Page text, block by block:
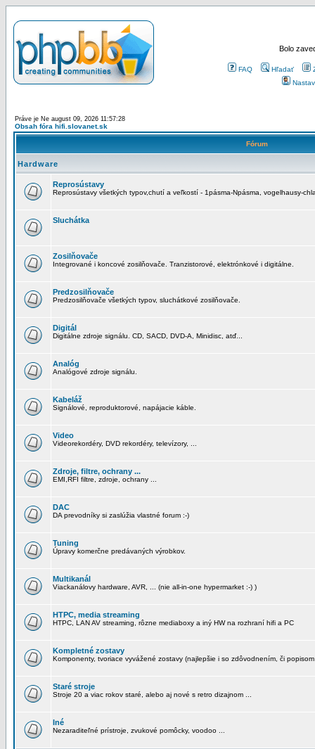
Bolo
FAQ Hľadať
Práve je Ne august 09, 2026 11:57:28
Obsah fóra hifi.slovanet.sk
Fórum
Hardware
Reprosústavy
Reprosústavy všetkých typov,chutí a veľkostí - 1pásma-Npásma, vogelhausy-
Sluchátka
Zosilňovače
Integrované i koncové zosilňovače. Tranzistorové, elektrónkové i digitálne.
Predzosilňovače
Predzosilňovače všetkých typov, sluchátkové zosilňovače.
Digitál
Digitálne zdroje signálu. CD, SACD, DVD-A, Minidisc, atď...
Analóg
Analógové zdroje signálu.
Kabeláž
Signálové, reproduktorové, napájacie káble.
Video
Videorekordéry, DVD rekordéry, televízory, ...
Zdroje, filtre, ochrany ...
EMI,RFI filtre, zdroje, ochrany ...
DAC
DA prevodníky si zaslúžia vlastné forum :-)
Tuning
Úpravy komerčne predávaných výrobkov.
Multikanál
Viackanálovy hardware, AVR, ... (nie all-in-one hypermarket :-) )
HTPC, media streaming
HTPC, LAN AV streaming, rôzne mediaboxy a iný HW na rozhraní hifi a PC
Kompletné zostavy
Komponenty, tvoriace vyvážené zostavy (najlepšie i so zdôvodnením, či
Staré stroje
Stroje 20 a viac rokov staré, alebo aj nové s retro dizajnom ...
Iné
Nezaraditeľné prístroje, zvukové pomôcky, voodoo ...